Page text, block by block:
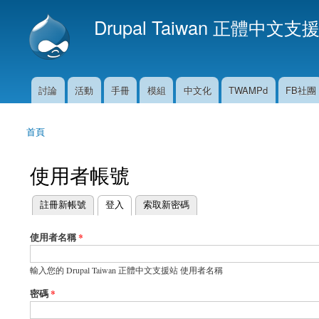
Drupal Taiwan 正體中文支
主選單
討論 活動 手冊 模組 中文化 TWAMPd FB社團
您在這裡
首頁
使用者帳號
主要索引標籤
註冊新帳號 登入
(作用中頁籤) 索取新密碼
使用者名稱*
輸入您的 Drupal Taiwan 正體中文支援站 使用者名稱
密碼*